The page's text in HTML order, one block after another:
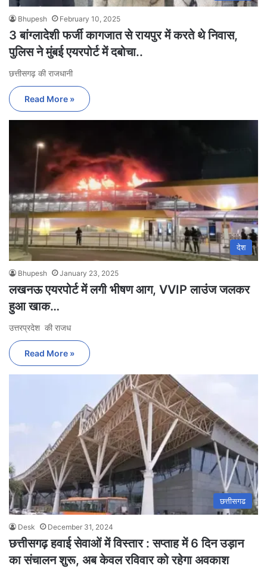
Bhupesh February 10, 2025
3 बांग्लादेशी फर्जी कागजात से रायपुर में करते थे निवास,
पुलिस ने मुंबई एयरपोर्ट में दबोचा..
छत्तीसगढ़ की राजधानी
Read More »
देश
Bhupesh January 23, 2025
लखनऊ एयरपोर्ट में लगी भीषण आग, VVIP लाउंज जलकर
हुआ खाक…
उत्तरप्रदेश की राजध
Read More »
छत्तीसगढ
Desk December 31, 2024
छत्तीसगढ़ हवाई सेवाओं में विस्तार : सप्ताह में 6 दिन उड़ान
का संचालन शुरू, अब केवल रविवार को रहेगा अवकाश